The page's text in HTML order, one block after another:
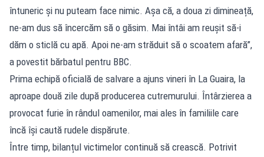
întuneric și nu puteam face nimic. Așa că, a doua zi dimineață,
ne-am dus să încercăm să o găsim. Mai întâi am reușit să-i
dăm o sticlă cu apă. Apoi ne-am străduit să o scoatem afară”,
a povestit bărbatul pentru BBC.
Prima echipă oficială de salvare a ajuns vineri în La Guaira, la
aproape două zile după producerea cutremurului. Întârzierea a
provocat furie în rândul oamenilor, mai ales în familiile care
încă își caută rudele dispărute.
Între timp, bilanțul victimelor continuă să crească. Potrivit